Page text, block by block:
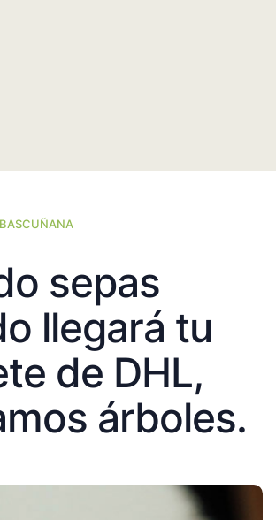
sepas
llegará tu
de DHL,
árboles.